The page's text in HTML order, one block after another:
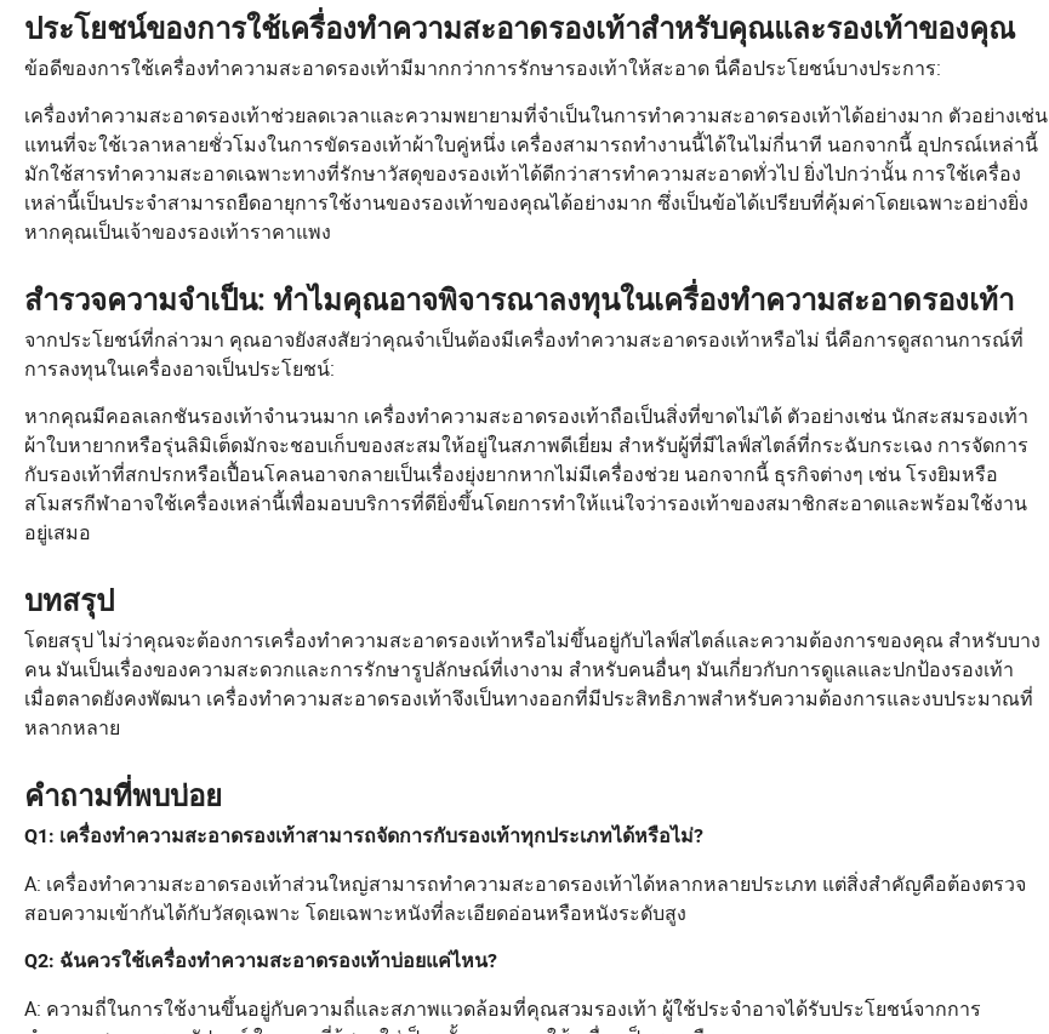
ประโยชน์ของการใช้เครื่องทำความสะอาดรองเท้าสำหรับคุณและรองเท้าของคุณ
ข้อดีของการใช้เครื่องทำความสะอาดรองเท้ามีมากกว่าการรักษารองเท้าให้สะอาด นี่คือประโยชน์บางประการ:
เครื่องทำความสะอาดรองเท้าช่วยลดเวลาและความพยายามที่จำเป็นในการทำความสะอาดรองเท้าได้อย่างมาก ตัวอย่างเช่น
แทนที่จะใช้เวลาหลายชั่วโมงในการขัดรองเท้าผ้าใบคู่หนึ่ง เครื่องสามารถทำงานนี้ได้ในไม่กี่นาที นอกจากนี้ อุปกรณ์เหล่านี้
มักใช้สารทำความสะอาดเฉพาะทางที่รักษาวัสดุของรองเท้าได้ดีกว่าสารทำความสะอาดทั่วไป ยิ่งไปกว่านั้น การใช้เครื่อง
เหล่านี้เป็นประจำสามารถยืดอายุการใช้งานของรองเท้าของคุณได้อย่างมาก ซึ่งเป็นข้อได้เปรียบที่คุ้มค่าโดยเฉพาะอย่างยิ่ง
หากคุณเป็นเจ้าของรองเท้าราคาแพง
สำรวจความจำเป็น: ทำไมคุณอาจพิจารณาลงทุนในเครื่องทำความสะอาดรองเท้า
จากประโยชน์ที่กล่าวมา คุณอาจยังสงสัยว่าคุณจำเป็นต้องมีเครื่องทำความสะอาดรองเท้าหรือไม่ นี่คือการดูสถานการณ์ที่
การลงทุนในเครื่องอาจเป็นประโยชน์:
หากคุณมีคอลเลกชันรองเท้าจำนวนมาก เครื่องทำความสะอาดรองเท้าถือเป็นสิ่งที่ขาดไม่ได้ ตัวอย่างเช่น นักสะสมรองเท้า
ผ้าใบหายากหรือรุ่นลิมิเต็ดมักจะชอบเก็บของสะสมให้อยู่ในสภาพดีเยี่ยม สำหรับผู้ที่มีไลฟ์สไตล์ที่กระฉับกระเฉง การจัดการ
กับรองเท้าที่สกปรกหรือเปื้อนโคลนอาจกลายเป็นเรื่องยุ่งยากหากไม่มีเครื่องช่วย นอกจากนี้ ธุรกิจต่างๆ เช่น โรงยิมหรือ
สโมสรกีฬาอาจใช้เครื่องเหล่านี้เพื่อมอบบริการที่ดียิ่งขึ้นโดยการทำให้แน่ใจว่ารองเท้าของสมาชิกสะอาดและพร้อมใช้งาน
อยู่เสมอ
บทสรุป
โดยสรุป ไม่ว่าคุณจะต้องการเครื่องทำความสะอาดรองเท้าหรือไม่ขึ้นอยู่กับไลฟ์สไตล์และความต้องการของคุณ สำหรับบาง
คน มันเป็นเรื่องของความสะดวกและการรักษารูปลักษณ์ที่เงางาม สำหรับคนอื่นๆ มันเกี่ยวกับการดูแลและปกป้องรองเท้า
เมื่อตลาดยังคงพัฒนา เครื่องทำความสะอาดรองเท้าจึงเป็นทางออกที่มีประสิทธิภาพสำหรับความต้องการและงบประมาณที่
หลากหลาย
คำถามที่พบบ่อย
Q1: เครื่องทำความสะอาดรองเท้าสามารถจัดการกับรองเท้าทุกประเภทได้หรือไม่?
A: เครื่องทำความสะอาดรองเท้าส่วนใหญ่สามารถทำความสะอาดรองเท้าได้หลากหลายประเภท แต่สิ่งสำคัญคือต้องตรวจ
สอบความเข้ากันได้กับวัสดุเฉพาะ โดยเฉพาะหนังที่ละเอียดอ่อนหรือหนังระดับสูง
Q2: ฉันควรใช้เครื่องทำความสะอาดรองเท้าบ่อยแค่ไหน?
A: ความถี่ในการใช้งานขึ้นอยู่กับความถี่และสภาพแวดล้อมที่คุณสวมรองเท้า ผู้ใช้ประจำอาจได้รับประโยชน์จากการ